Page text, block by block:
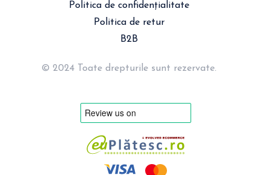
Politica de confidențialitate
Politica de retur
B2B
© 2024 Toate drepturile sunt rezervate.